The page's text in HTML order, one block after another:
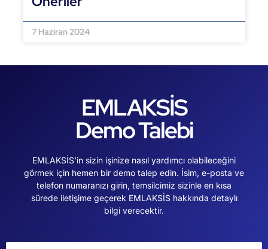
7 Haziran 2024
EMLAKSİS
Demo Talebi
EMLAKSİS’in sizin işinize nasıl yardımcı olabileceğini
görmek için hemen bir demo talep edin. İsim, e-posta ve
telefon numaranızı girin, temsilcimiz sizinle en kısa
sürede iletişime geçerek EMLAKSİS hakkında detaylı
bilgi verecektir.